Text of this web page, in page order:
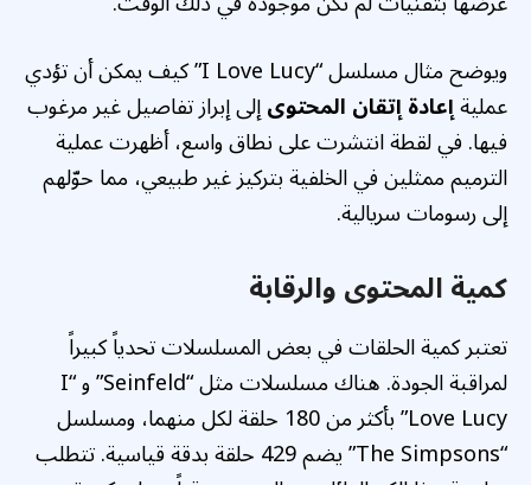
ويوضح مثال مسلسل “I Love Lucy” كيف يمكن أن تؤدي
عمليةإعادة إتقان المحتوىإلى إبراز تفاصيل غير مرغوب
فيها. في لقطة انتشرت على نطاق واسع، أظهرت عملية
الترميم ممثلين في الخلفية بتركيز غير طبيعي، مما حوّلهم
إلى رسومات سريالية.
كمية المحتوى والرقابة
تعتبر كمية الحلقات في بعض المسلسلات تحدياً كبيراً
لمراقبة الجودة. هناك مسلسلات مثل “Seinfeld” و “I
Love Lucy” بأكثر من 180 حلقة لكل منهما، ومسلسل
“The Simpsons” يضم 429 حلقة بدقة قياسية. تتطلب